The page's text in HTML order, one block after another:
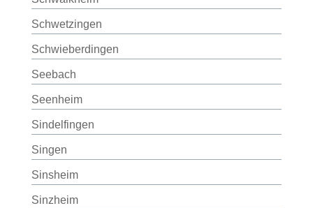
Schwetzingen
Schwieberdingen
Seebach
Seenheim
Sindelfingen
Singen
Sinsheim
Sinzheim